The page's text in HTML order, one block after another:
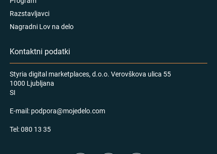
Razstavljavci
Nagradni Lov na delo
Kontaktni podatki
Styria digital marketplaces, d.o.o. Verovškova ulica 55
1000 Ljubljana
SI
E-mail: podpora@mojedelo.com
Tel:080 13 35